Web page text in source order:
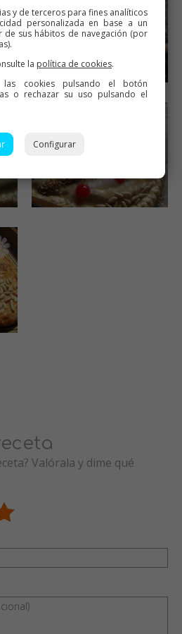
Valórala y dime qué
y de terceros para fines analíticos
personalizada en base a un
sus hábitos de navegación (por
la política de cookies.
las cookies pulsando el botón
o rechazar su uso pulsando el
Configurar